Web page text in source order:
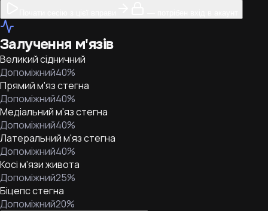
Залучення м'язів
Великий сідничний
Допоміжний40%
Прямий м'яз стегна
Допоміжний40%
Медіальний м'яз стегна
Допоміжний40%
Латеральний м'яз стегна
Допоміжний40%
Косі м'язи живота
Допоміжний25%
Біцепс стегна
Допоміжний20%